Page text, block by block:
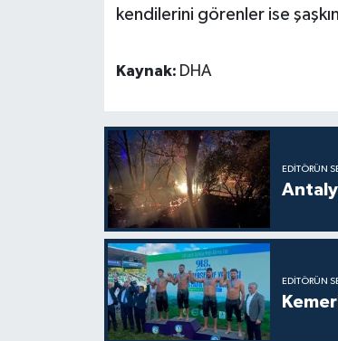
kendilerini görenler ise
Kaynak: DHA
EDITÖRÜN
EDITÖRÜN